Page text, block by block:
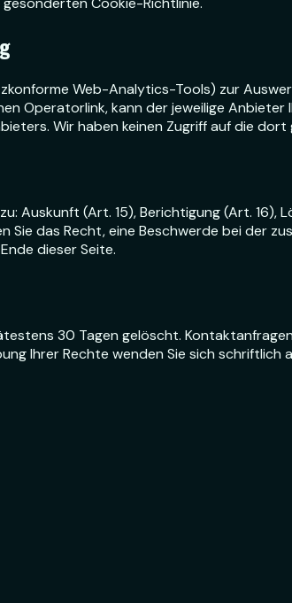
Web-Analytics-Tools) zur
Operatorlink, kann der jeweilige
Wir haben keinen Zugriff auf die
Auskunft (Art. 15), Berichtigung (Art.
Sie das Recht, eine Beschwerde bei der
dieser Seite.
30 Tagen gelöscht.
Ihrer Rechte wenden Sie sich